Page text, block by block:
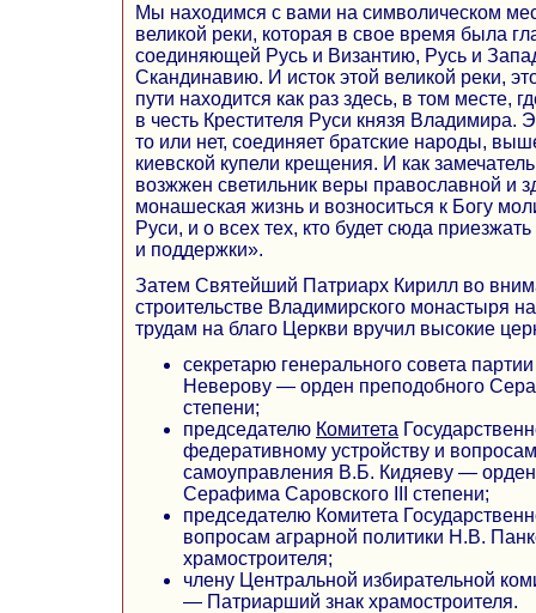
Мы находимся с вами на символическом
великой реки, которая в свое время была
соединяющей Русь и Византию, Русь и
Скандинавию. И исток этой великой реки,
пути находится как раз здесь, в том месте,
в честь Крестителя Руси князя Владимира.
то или нет, соединяет братские народы,
киевской купели крещения. И как
возжжен светильник веры православной и
монашеская жизнь и возноситься к Богу
Руси, и о всех тех, кто будет сюда
и поддержки».
Затем Святейший Патриарх Кирилл во
строительстве Владимирского монастыря
трудам на благо Церкви вручил высокие
секретарю генерального совета
Неверову — орден преподобного
степени;
председателю Комитета
федеративному устройству и
самоуправления В.Б. Кидяеву —
Серафима Саровского III степени;
председателю Комитета
вопросам аграрной политики Н.В.
храмостроителя;
члену Центральной избирательной
— Патриарший знак храмостроителя.